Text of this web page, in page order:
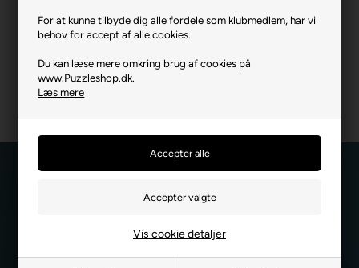
For at kunne tilbyde dig alle fordele som klubmedlem, har vi
behov for accept af alle cookies.
Du kan læse mere omkring brug af cookies på
www.Puzzleshop.dk.
Læs mere
Vis cookie detaljer
Tilmeld
Hold dig opdateret
når det gælder